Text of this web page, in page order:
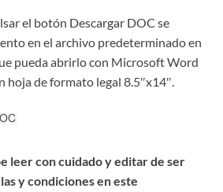
el botón Descargar DOC se
en el archivo predeterminado en
pueda abrirlo con Microsoft Word
hoja de formato legal 8.5″x14″.
leer con cuidado y editar de ser
y condiciones en este